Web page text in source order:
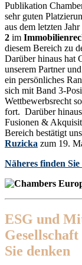
Publikation
sehr guten
aus dem letzten
2 im
diesem Bereich zu
Darüber hinaus hat
unserem Partner
ein persönliches
sich mit Band 3-
Wettbewerbsrecht
fort. Darüber
Fusionen &
Bereich bestätigt
Ruzicka zum 19.
Näheres finden Sie
ESG und
Sie denken